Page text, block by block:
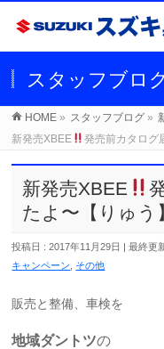
スタッフブロ
HOME » スタッフブログ »
新発売XBEE
発売前カタログ
新発売XBEE
たよ〜【りゅう
投稿日 : 2017年11月29日 最終更
キャンペーン
その他
販売と整備、車検を
地域ダントツの